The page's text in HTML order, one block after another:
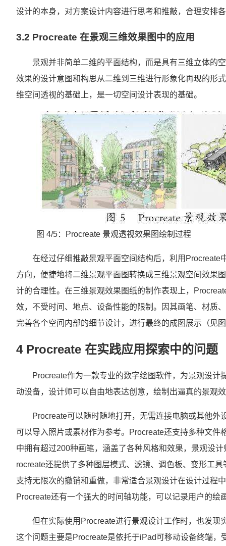
设计的本身，对方案设计内容进行思考和推敲，合理安排
3.2 Procreate 在景观三维效果图中的应用
景观并非简单二维的平面结构，而是具有三维立体的
效果的设计意图和构思从二维到三维进行形象化再现的形
维空间透视的基础上，是一切空间设计表现的基础。
图 4/5：Procreate 景观透视效果图绘制过程
在经过仔细推敲景观平面空间结构后，利用
方向，便捷地将二维景观平面图转换成三维景观空间效果
计的合理性。在三维景观效果图纸的制作表现上，
效，不受时间、地点、设备性能的限制。因其画笔、材质
完善各个空间内部的细节设计，进行最终的成图展示（见
4 Procreate 在实践应用探索中的问题
Procreate作为一款专业的数字绘图软件，为景观设
动设备，设计师可以自由地表达创意，绘制出逼真的景观
Procreate可以随时随地打开，无需连接电脑或其他
可以导入照片或素材作为参考。Procreate还支持多种文
中拥有超过200种画笔，涵盖了各种风格和效果，景观设
rocreate还提供了多种图层模式、滤镜、调色板、变形工
支持无限次的撤销和重做，非常适合景观设计在设计过程
Procreate还有一个强大的时间轴功能，可以记录用户的绘
但在实际使用Procreate进行景观设计工作时，也发
这个问题主要是Procreate是依托于iPad可移动设备终端